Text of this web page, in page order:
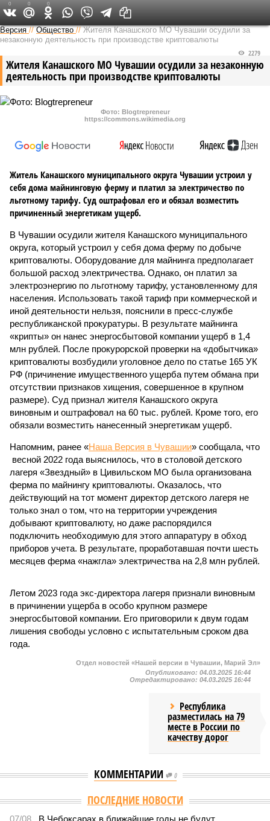
Версия в Чувашии
Версия //Общество //Жителя Канашского МО Чувашии осудили за
незаконную деятельность при производстве криптовалюты
Жителя Канашского МО Чувашии осудили за незаконную
деятельность при производстве криптовалюты
2279
Фото: Blogtrepreneur
https://commons.wikimedia.org
Житель Канашского муниципального округа Чувашии устроил у
себя дома майнинговую ферму и платил за электричество по
льготному тарифу. Суд оштрафовал его и обязал возместить
причиненный энергетикам ущерб.
В Чувашии осудили жителя Канашского муниципального
округа, который устроил у себя дома ферму по добыче
криптовалюты. Оборудование для майнинга предполагает
большой расход электричества. Однако, он платил за
электроэнергию по льготному тарифу, установленному для
населения. Использовать такой тариф при коммерческой и
иной деятельности нельзя, пояснили в пресс-службе
республиканской прокуратуры. В результате майнинга
«крипты» он нанес энергосбытовой компании ущерб в 1,4
млн рублей. После прокурорской проверки на «добытчика»
криптовалюты возбудили уголовное дело по статье 165 УК
РФ (причинение имущественного ущерба путем обмана при
отсутствии признаков хищения, совершенное в крупном
размере). Суд признал жителя Канашского округа
виновным и оштрафовал на 60 тыс. рублей. Кроме того, его
обязали возместить нанесенный энергетикам ущерб.
Напомним, ранее «Наша Версия в Чувашии» сообщала, что
весной 2022 года выяснилось, что в столовой детского
лагеря «Звездный» в Цивильском МО была организована
ферма по майнингу криптовалюты. Оказалось, что
действующий на тот момент директор детского лагеря не
только знал о том, что на территории учреждения
добывают криптовалюту, но даже распорядился
подключить необходимую для этого аппаратуру в обход
приборов учета. В результате, проработавшая почти шесть
месяцев ферма «нажгла» электричества на 2,8 млн рублей.
Летом 2023 года экс-директора лагеря признали виновным
в причинении ущерба в особо крупном размере
энергосбытовой компании. Его приговорили к двум годам
лишения свободы условно с испытательным сроком два
года.
0 0 0
Отдел новостей «Нашей версии в Чувашии, Марий Эл»
Опубликовано: 04.03.2025 16:44
Отредактировано: 04.03.2025 16:44
Республика
разместилась на 79
месте в России по
качеству дорог
КОММЕНТАРИИ 0
Версия //Общество //
В регионе учреждены удостоверения мастеров